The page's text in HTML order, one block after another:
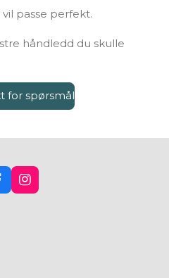
passe perfekt.
håndledd du skulle
for spørsmål
I
n